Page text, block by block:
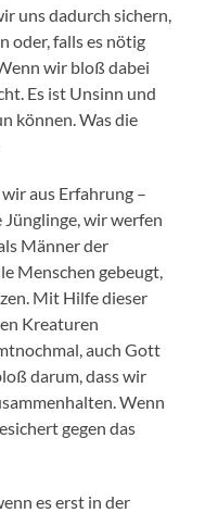
uns dadurch sichern,
oder, falls es nötig
wir bloß dabei
Es ist Unsinn und
können. Was die
aus Erfahrung –
wir werfen
Männer der
Menschen gebeugt,
Mit Hilfe dieser
Kreaturen
auch Gott
darum, dass wir
Wenn
gegen das
es erst in der